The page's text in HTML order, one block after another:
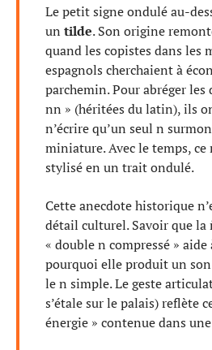
Le petit signe ondulé au-
un tilde. Son origine
quand les copistes dans les
espagnols cherchaient à
parchemin. Pour abréger les
nn » (héritées du latin), ils
n’écrire qu’un seul n
miniature. Avec le temps, ce
stylisé en un trait ondulé.
Cette anecdote historique
détail culturel. Savoir que la
« double n compressé »
pourquoi elle produit un
le n simple. Le geste
s’étale sur le palais) reflète
énergie » contenue dans